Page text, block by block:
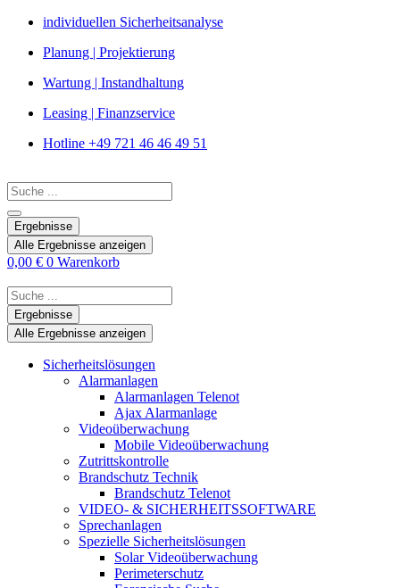
Zum
springen
individuellen Sicherheitsanalyse
Planung | Projektierung
Wartung | Instandhaltung
Leasing | Finanzservice
Hotline +49 721 46 46 49 51
Search
...
Ergebnisse
Alle Ergebnisse anzeigen
0,00 € 0 Warenkorb
Search
...Ergebnisse
Alle Ergebnisse anzeigen
Sicherheitslösungen
Alarmanlagen
Alarmanlagen Telenot
Ajax Alarmanlage
Videoüberwachung
Mobile Videoüberwachung
Zutrittskontrolle
Brandschutz Technik
Brandschutz Telenot
VIDEO- & SICHERHEITSSOFTWARE
Sprechanlagen
Spezielle Sicherheitslösungen
Solar Videoüberwachung
Perimeterschutz